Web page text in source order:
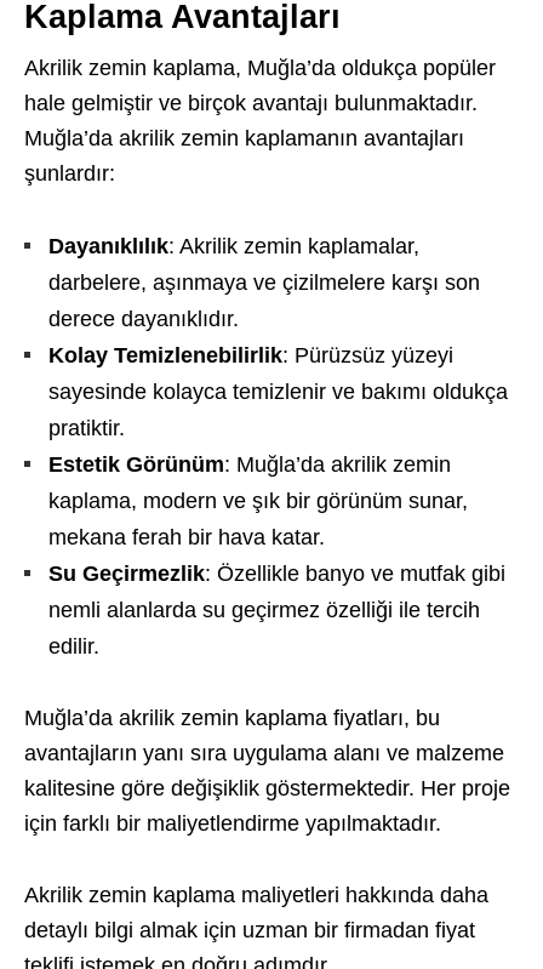
Kaplama Avantajları
Akrilik zemin kaplama, Muğla’da oldukça popüler
hale gelmiştir ve birçok avantajı bulunmaktadır.
Muğla’da akrilik zemin kaplamanın avantajları
şunlardır:
Dayanıklılık: Akrilik zemin kaplamalar,
darbelere, aşınmaya ve çizilmelere karşı son
derece dayanıklıdır.
Kolay Temizlenebilirlik: Pürüzsüz yüzeyi
sayesinde kolayca temizlenir ve bakımı oldukça
pratiktir.
Estetik Görünüm: Muğla’da akrilik zemin
kaplama, modern ve şık bir görünüm sunar,
mekana ferah bir hava katar.
Su Geçirmezlik: Özellikle banyo ve mutfak gibi
nemli alanlarda su geçirmez özelliği ile tercih
edilir.
Muğla’da akrilik zemin kaplama fiyatları, bu
avantajların yanı sıra uygulama alanı ve malzeme
kalitesine göre değişiklik göstermektedir. Her proje
için farklı bir maliyetlendirme yapılmaktadır.
Akrilik zemin kaplama maliyetleri hakkında daha
detaylı bilgi almak için uzman bir firmadan fiyat